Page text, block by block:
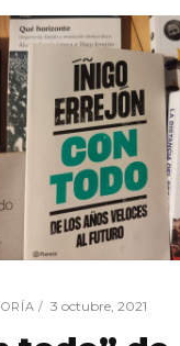
3 octubre, 2021